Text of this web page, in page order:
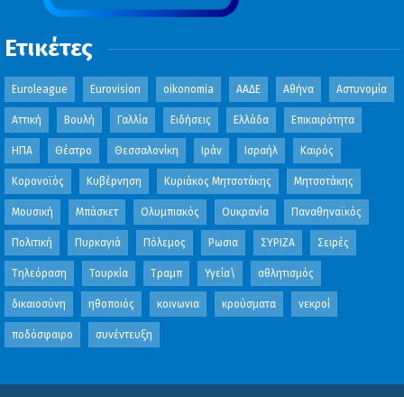
Ετικέτες
Euroleague Eurovision oikonomia ΑΑΔΕ Αθήνα Αστυνομία
Αττική Βουλή Γαλλία Ειδήσεις Ελλάδα Επικαιρότητα
ΗΠΑ Θέατρο Θεσσαλονίκη Ιράν Ισραήλ Καιρός
Κορονοϊός Κυβέρνηση Κυριάκος Μητσοτάκης Μητσοτάκης
Μουσική Μπάσκετ Ολυμπιακός Ουκρανία Παναθηναϊκός
Πολιτική Πυρκαγιά Πόλεμος Ρωσια ΣΥΡΙΖΑ Σειρές
Τηλεόραση Τουρκία Τραμπ Υγεία\ αθλητισμός
δικαιοσύνη ηθοποιός κοινωνια κρούσματα νεκροί
ποδόσφαιρο συνέντευξη